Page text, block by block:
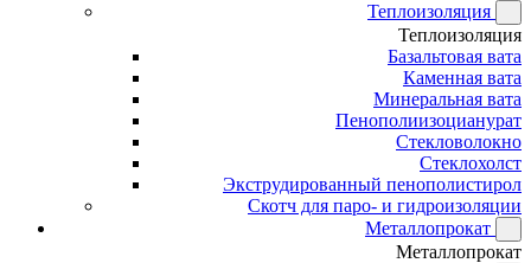
Теплоизоляция
Теплоизоляция
Базальтовая вата
Каменная вата
Минеральная вата
Пенополиизоцианурат
Стекловолокно
Стеклохолст
Экструдированный пенополистирол
Скотч для паро- и гидроизоляции
Металлопрокат
Металлопрокат